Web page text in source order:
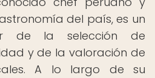
del país, es un
de la selección de
y de la valoración de
A lo largo de su